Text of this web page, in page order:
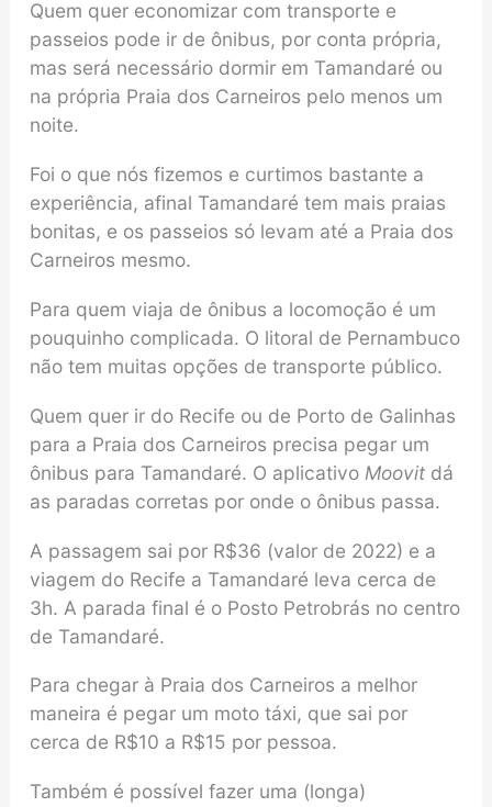
Quem quer economizar com transporte e
passeios pode ir de ônibus, por conta própria,
mas será necessário dormir em Tamandaré ou
na própria Praia dos Carneiros pelo menos um
noite.
Foi o que nós fizemos e curtimos bastante a
experiência, afinal Tamandaré tem mais praias
bonitas, e os passeios só levam até a Praia dos
Carneiros mesmo.
Para quem viaja de ônibus a locomoção é um
pouquinho complicada. O litoral de Pernambuco
não tem muitas opções de transporte público.
Quem quer ir do Recife ou de Porto de Galinhas
para a Praia dos Carneiros precisa pegar um
ônibus para Tamandaré. O aplicativo Moovit dá
as paradas corretas por onde o ônibus passa.
A passagem sai por R$36 (valor de 2022) e a
viagem do Recife a Tamandaré leva cerca de
3h. A parada final é o Posto Petrobrás no centro
de Tamandaré.
Para chegar à Praia dos Carneiros a melhor
maneira é pegar um moto táxi, que sai por
cerca de R$10 a R$15 por pessoa.
Também é possível fazer uma (longa)